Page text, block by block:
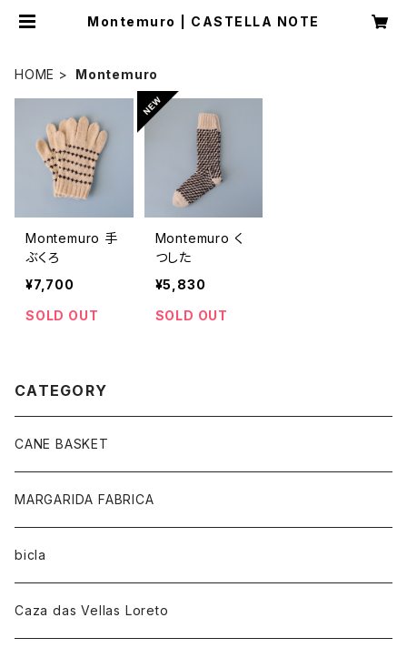
Montemuro | CASTELLA NOTE
HOME Montemuro
Montemuro 手
ぶくろ
¥7,700
SOLD OUT
Montemuro く
つした
¥5,830
SOLD OUT
CATEGORY
CANE BASKET
MARGARIDA FABRICA
bicla
Caza das Vellas Loreto